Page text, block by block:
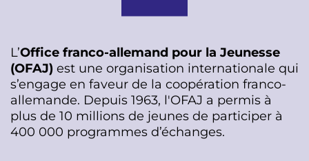
L’Office franco-allemand pour la Jeunesse
(OFAJ) est une organisation internationale qui
s’engage en faveur de la coopération franco-
allemande. Depuis 1963, l'OFAJ a permis à
plus de 10 millions de jeunes de participer à
400 000 programmes d’échanges.